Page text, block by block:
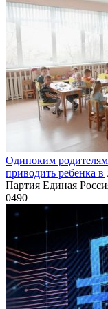
Одиноким родителям
приводить ребенка
Партия Единая
0490